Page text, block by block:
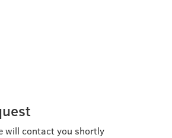
will contact you shortly